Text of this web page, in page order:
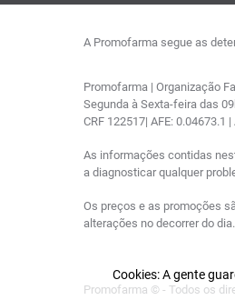
Cookies: A gente
A Promofarma segue as
Promofarma | Organização
Segunda à Sexta-feira das
CRF 122517| AFE:
As informações contidas
a diagnosticar qualquer
Os preços e as promoções
alterações no decorrer do
Promofarma © - Todos os